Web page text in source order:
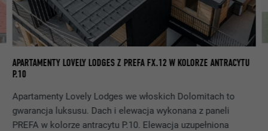
APARTAMENTY LOVELY LODGES Z PREFA FX.12 W KOLORZE ANTRACYTU
P.10
Apartamenty Lovely Lodges we włoskich Dolomitach to
gwarancja luksusu. Dach i elewacja wykonana z paneli
PREFA w kolorze antracytu P.10. Elewacja uzupełniona
CEL
Jest stosowany testowo do sprawdzenia,
czy przeglądarka zezwala na wstawianie
plików cookie. Nie zawiera cech
identyfikacyjnych.
DOSTAWCA LinkedIn
PROCEDURA Sesja
CEL
Ustawiony przez LinkedIn, jeśli witryna
NAZWA bcookie